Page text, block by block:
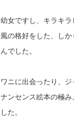
幼女ですし、キラキ
風の格好をした、し
んでした。
ワニに出会ったり、
ナンセンス絵本の極
した。